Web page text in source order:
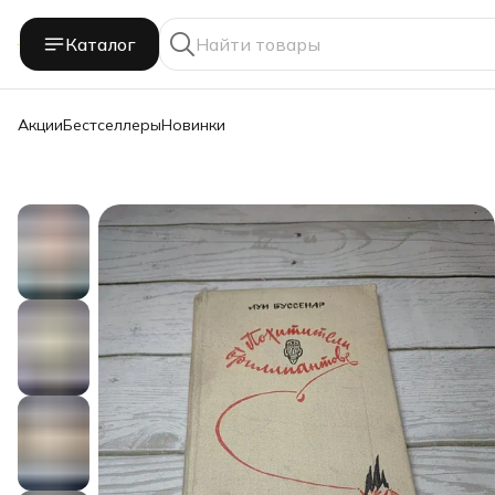
Каталог
АкцииБестселлерыНовинки